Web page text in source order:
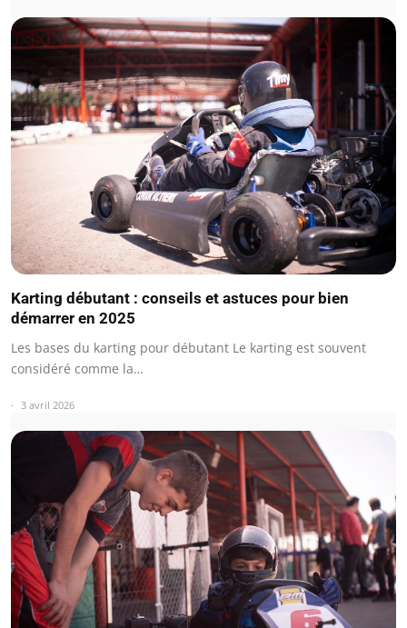
Karting débutant : conseils et astuces pour bien
démarrer en 2025
Les bases du karting pour débutant Le karting est souvent
considéré comme la…
3 avril 2026